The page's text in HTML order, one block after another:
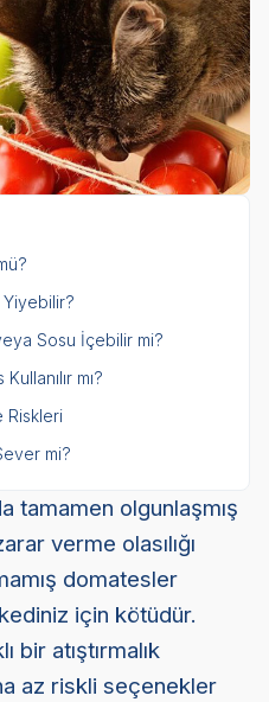
Sosu İçebilir mi?
mı?
Riskleri
mi?
tamamen olgunlaşmış
verme olasılığı
domatesler
için kötüdür.
bir atıştırmalık
az riskli seçenekler